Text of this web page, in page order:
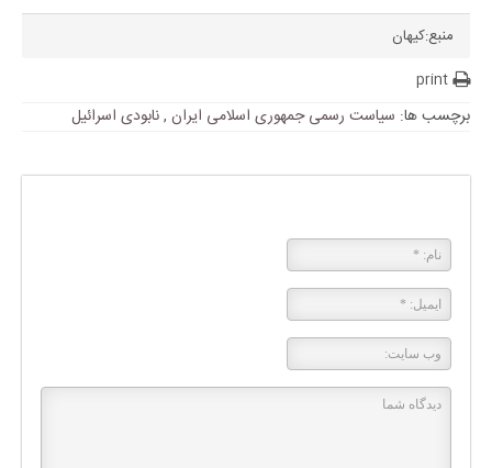
منبع:کیهان
print
برچسب ها: سیاست رسمی جمهوری اسلامی ایران ,نابودی اسرائیل